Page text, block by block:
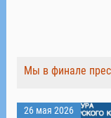
Мы в финале
26 мая 2026